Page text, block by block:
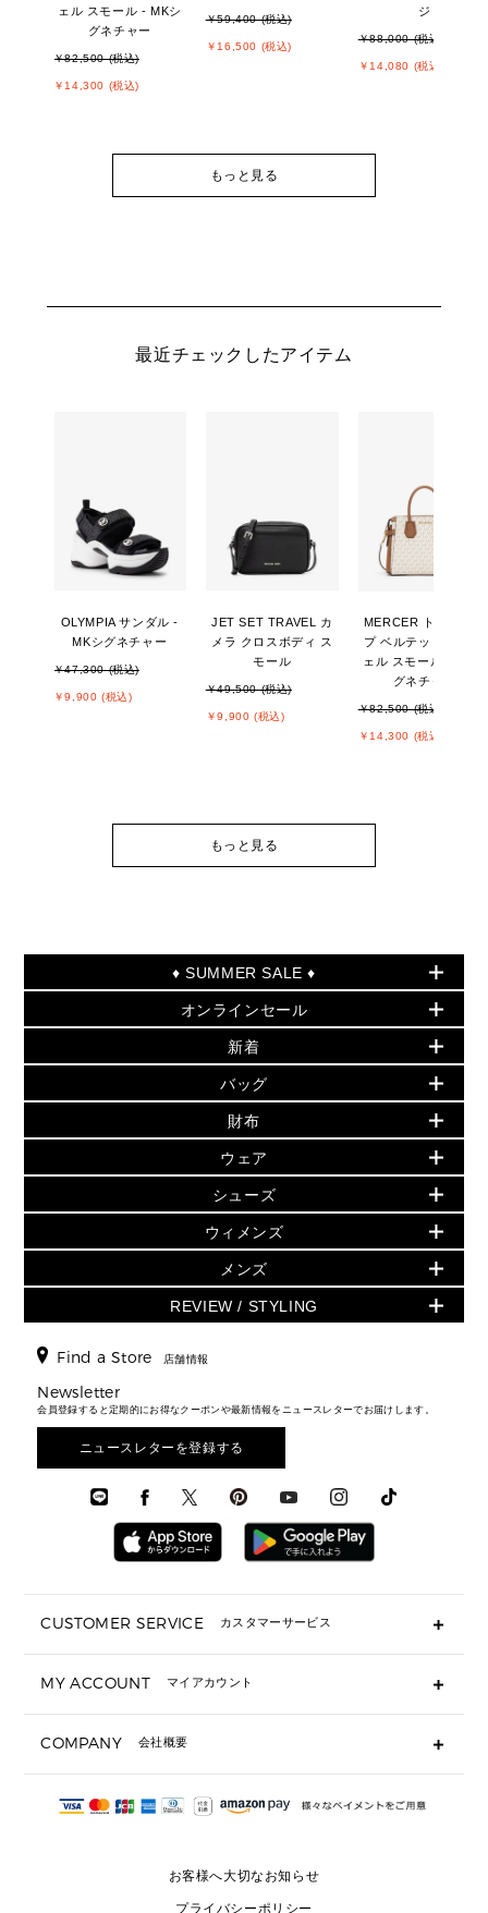
ェル スモール - MKシ
グネチャー
￥82,500 (税込)
￥14,300 (税込)
￥59,400 (税込)
￥16,500 (税込)
ジ
￥88,000 (税込)
￥14,080 (税込)
もっと見る
最近チェックしたアイテム
OLYMPIA サンダル -
MKシグネチャー
￥47,300 (税込)
￥9,900 (税込)
JET SET TRAVEL カ
メラ クロスボディ ス
モール
￥49,500 (税込)
￥9,900 (税込)
MERCER トップジッ
プ ベルテッド サッチ
ェル スモール - MKシ
グネチャー
￥82,500 (税込)
￥14,300 (税込)
もっと見る
♦ SUMMER SALE ♦
セールおすすめアイテム
▶ ウィメンズ
バッグ
小物
シューズ・靴
ウェア
アクセサリー
時計
▶ メンズ
バッグ
ウェア
アクセサリー
オンラインセール
PRODUCT OF THE MONTH - 今月の特別価格
再値下げアイテム
追加アイテム
▶ ウィメンズすべて(ウェア・シューズ除く)
バッグ
財布・小物
ウェア
シューズ
時計・ジュエリー
アクセサリー
メンズ バッグ
メンズ 財布・小物
メンズ シューズ
メンズ ウェア
メンズ 時計・その他
新着
夏のスタイル
▶ すべて
▶ ウィメンズすべて
財布・小物
アクセサリー
フレグランス
シューズ
▶ メンズすべて
メンズ財布・小物
メンズアクセサリー
メンズウェア
バッグ
人気の定番アイテム
日本限定 - バッグ
▶ ウィメンズすべて
トートバッグ
ショルダーバッグ
クロスボディ・斜め掛け
トラベル
3 IN 1 / 2 IN 1 バッグ
▶ メンズすべて
財布
日本限定 - 財布・小物
▶ ウィメンズすべて
GREENWICH
折り財布(二つ折り・三つ折り)
長財布
▶ メンズすべて
ウェア
▶ ウィメンズすべて
トップス
スカート・パンツ
ジャケット・アウター
▶ メンズすべて
シューズ
▶ ウィメンズすべて
サンダル
スニーカー
▶ メンズすべて
ウィメンズ
人気の定番アイテム
▶ ウィメンズすべて
▶ バッグすべて
通勤・通学アイテム
3 IN 1 バッグ
ミニ財布・フラグメントケース
▶ 小物すべて
定期ケース・カードケース・名刺入れ
サンダル
スニーカー
▶ ウェア
メンズ
▶ メンズすべて
財布・小物
時計・ジュエリー
アクセサリー
REVIEW / STYLING
エディターレビュー
Find a Store 店舗情報
Newsletter
会員登録すると定期的にお得なクーポンや最新情報をニュースレターでお届けします。
ニュースレターを登録する
CUSTOMER SERVICE カスタマーサービス
ギフト用にラッピングができますか？
ショッピングバッグを購入商品分送ってもらえますか？
注文後に完了メールが受信できないのですが？
サイズ交換はできますか？
MY ACCOUNT マイアカウント
COMPANY 会社概要
会社概要
お客様へ大切なお知らせ
プライバシーポリシー